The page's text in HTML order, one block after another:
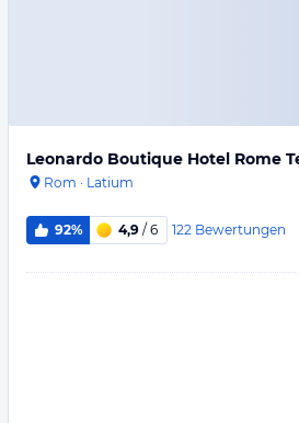
Leonardo Boutique Hotel Rome
Rom · Latium
92% 4,9 / 6 122 Bewertungen